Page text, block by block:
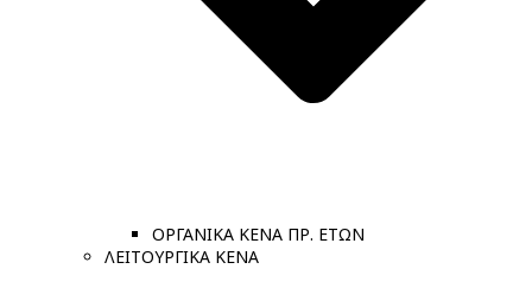
ΟΡΓΑΝΙΚΑ ΚΕΝΑ ΠΡ. ΕΤΩΝ
ΛΕΙΤΟΥΡΓΙΚΑ ΚΕΝΑ